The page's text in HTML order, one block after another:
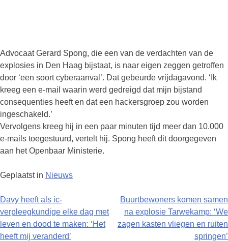
Advocaat Gerard Spong, die een van de verdachten van de
explosies in Den Haag bijstaat, is naar eigen zeggen getroffen
door ‘een soort cyberaanval’. Dat gebeurde vrijdagavond. ‘Ik
kreeg een e-mail waarin werd gedreigd dat mijn bijstand
consequenties heeft en dat een hackersgroep zou worden
ingeschakeld.’
Vervolgens kreeg hij in een paar minuten tijd meer dan 10.000
e-mails toegestuurd, vertelt hij. Spong heeft dit doorgegeven
aan het Openbaar Ministerie.
Geplaatst in Nieuws
Berichtnavigatie
Davy heeft als ic-
verpleegkundige elke dag met
leven en dood te maken: ‘Het
heeft mij veranderd’
Buurtbewoners komen samen
na explosie Tarwekamp: ‘We
zagen kasten vliegen en ruiten
springen’